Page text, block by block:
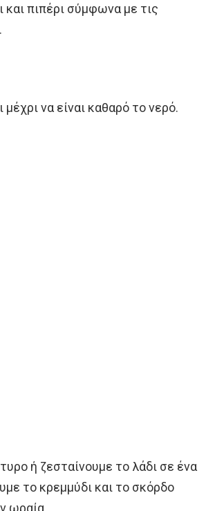
πιπέρι σύμφωνα με τις
να είναι καθαρό το νερό.
ή ζεσταίνουμε το λάδι σε ένα
το κρεμμύδι και το σκόρδο
ωραία.